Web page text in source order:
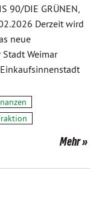
90/DIE GRÜNEN,
Derzeit wird
neue
Weimar
Mehr